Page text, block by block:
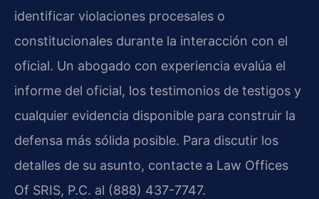
identificar violaciones procesales o
constitucionales durante la interacción con el
oficial. Un abogado con experiencia evalúa el
informe del oficial, los testimonios de testigos y
cualquier evidencia disponible para construir la
defensa más sólida posible. Para discutir los
detalles de su asunto, contacte a Law Offices
Of SRIS, P.C. al (888) 437-7747.